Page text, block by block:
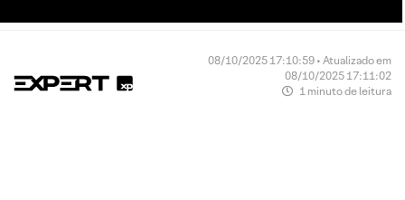
08/10/2025 17:10:59 • Atualizado em
08/10/2025 17:11:02
1 minuto de leitura